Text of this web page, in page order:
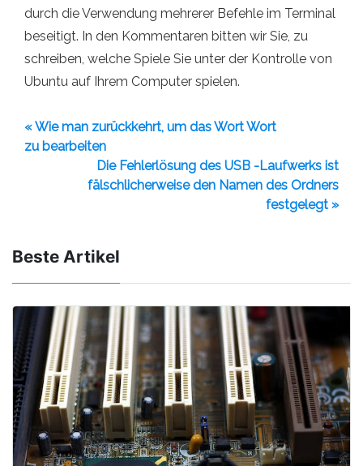
durch die Verwendung mehrerer Befehle im Terminal
beseitigt. In den Kommentaren bitten wir Sie, zu
schreiben, welche Spiele Sie unter der Kontrolle von
Ubuntu auf Ihrem Computer spielen.
« Wie man zurückkehrt, um das Wort Wort
zu bearbeiten
Die Fehlerlösung des USB -Laufwerks ist
fälschlicherweise den Namen des Ordners
festgelegt »
Beste Artikel